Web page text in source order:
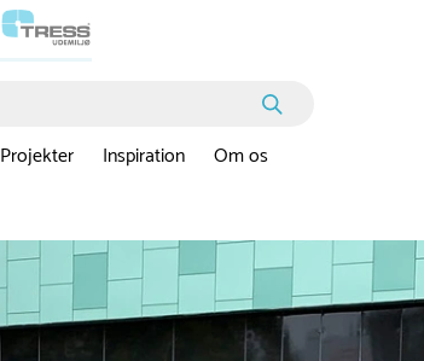
Projekter Inspiration Om os